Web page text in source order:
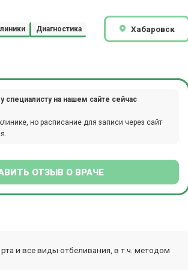
Диагностика Хабаровск
специалисту на нашем сайте сейчас
но расписание для записи через сайт
ОТЗЫВ О ВРАЧЕ
и все виды отбеливания, в т.ч. методом